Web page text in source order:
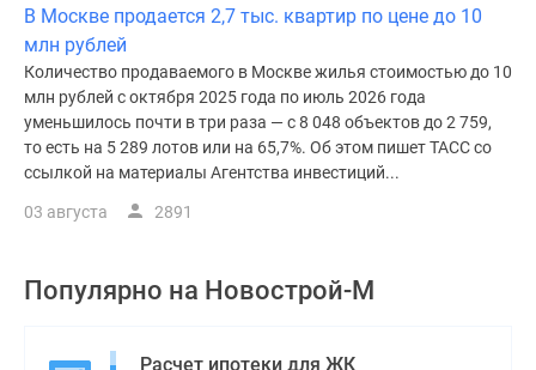
В Москве продается 2,7 тыс. квартир по цене до 10
млн рублей
Количество продаваемого в Москве жилья стоимостью до 10
млн рублей с октября 2025 года по июль 2026 года
уменьшилось почти в три раза — с 8 048 объектов до 2 759,
то есть на 5 289 лотов или на 65,7%. Об этом пишет ТАСС со
ссылкой на материалы Агентства инвестиций...
03 августа 2891
Популярно на Новострой-М
Расчет ипотеки для ЖК